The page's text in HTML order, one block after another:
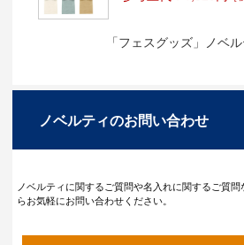
「フェスグッズ」ノベ
ノベルティのお問い合わせ
ノベルティに関するご質問や名入れに関するご質
らお気軽にお問い合わせください。